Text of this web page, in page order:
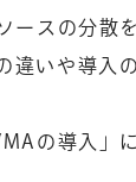
ースの分散
いや導入
の導入」